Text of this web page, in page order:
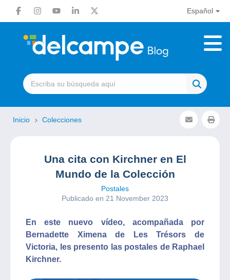
Español
Inicio Colecciones
Una cita con Kirchner en El
Mundo de la Colección
Postales
Publicado en 21 November 2023
En este nuevo vídeo, acompañada por
Bernadette Ximena de Les Trésors de
Victoria, les presento las postales de Raphael
Kirchner.